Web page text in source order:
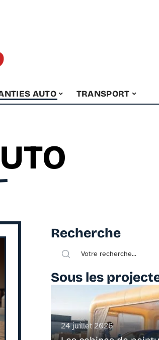
AUTO TRANSPORT
Recherche
Sous les
24 juillet 2026